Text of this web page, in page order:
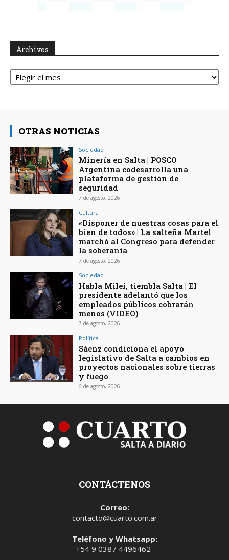
Archivos
Archivos
OTRAS NOTICIAS
Sociedad
Minería en Salta | POSCO
Argentina codesarrolla una
plataforma de gestión de
seguridad
7 de agosto, 2026
Cultura
«Disponer de nuestras cosas para el
bien de todos» | La salteña Martel
marchó al Congreso para defender
la soberanía
7 de agosto, 2026
Sociedad
Habla Milei, tiembla Salta | El
presidente adelantó que los
empleados públicos cobrarán
menos (VIDEO)
7 de agosto, 2026
Política
Sáenz condiciona el apoyo
legislativo de Salta a cambios en
proyectos nacionales sobre tierras
y fuego
6 de agosto, 2026
CONTÁCTENOS
Correo:
contacto@cuarto.com.ar
Teléfono y Whatsapp:
+54 9 0387 4496462